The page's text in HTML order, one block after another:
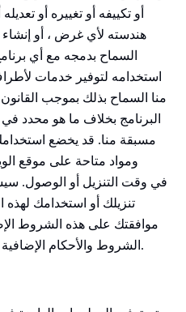
أو تكييفه أو تغييره أو
هندسته لأي غرض ، أو إنشاء
السماح بدمجه مع أي
استخدامه لتوفير خدمات
منا السماح بذلك بموجب
البرنامج بخلاف ما هو محدد
مسبقة منا. قد يخضع
ومواد متاحة على موقع
تنزيلك أو استخدامك لهذه
موافقتك على هذه الشروط
الشروط والأحكام الإضافية ، فيرجى عدم استخدام الخدمات.